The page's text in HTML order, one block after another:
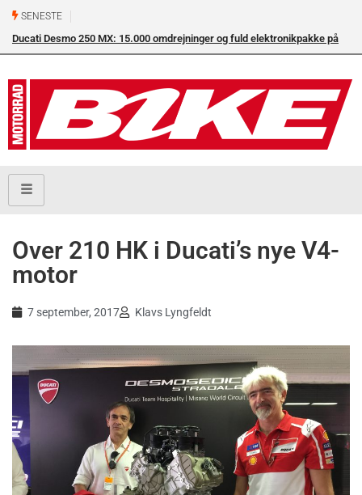
SENESTE
Ducati Desmo 250 MX: 15.000 omdrejninger og fuld elektronikpakke på
Over 210 HK i Ducati’s nye V4-
motor
7 september, 2017 Klavs Lyngfeldt